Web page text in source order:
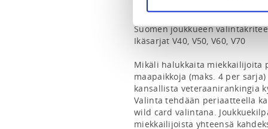
Suomen joukkueen
Ikäsarjat V40, V50, V60, V70
Mikäli halukkaita miekkailijoita
maapaikkoja (maks. 4 per
kansallista veteraanirankingia
Valinta tehdään periaatteella
wild card valintana.
miekkailijoista yhteensä